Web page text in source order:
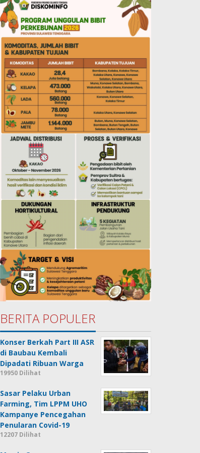
BERITA POPULER
Konser Berkah Part III ASR
di Baubau Kembali
Dipadati Ribuan Warga
19950 Dilihat
Sasar Pelaku Urban
Farming, Tim LPPM UHO
Kampanye Pencegahan
Penularan Covid-19
12207 Dilihat